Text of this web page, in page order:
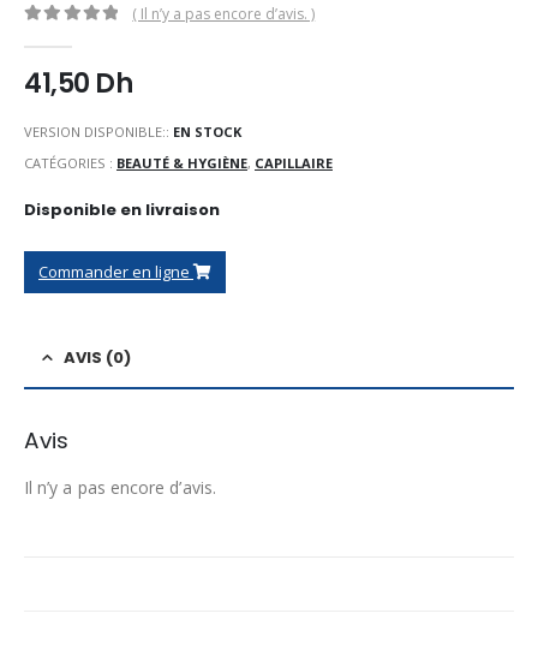
( Il n’y a pas encore d’avis. )
41,50 Dh
VERSION DISPONIBLE:: EN STOCK
CATÉGORIES : BEAUTÉ & HYGIÈNE, CAPILLAIRE
Disponible en livraison
Commander en ligne
AVIS (0)
Avis
Il n’y a pas encore d’avis.